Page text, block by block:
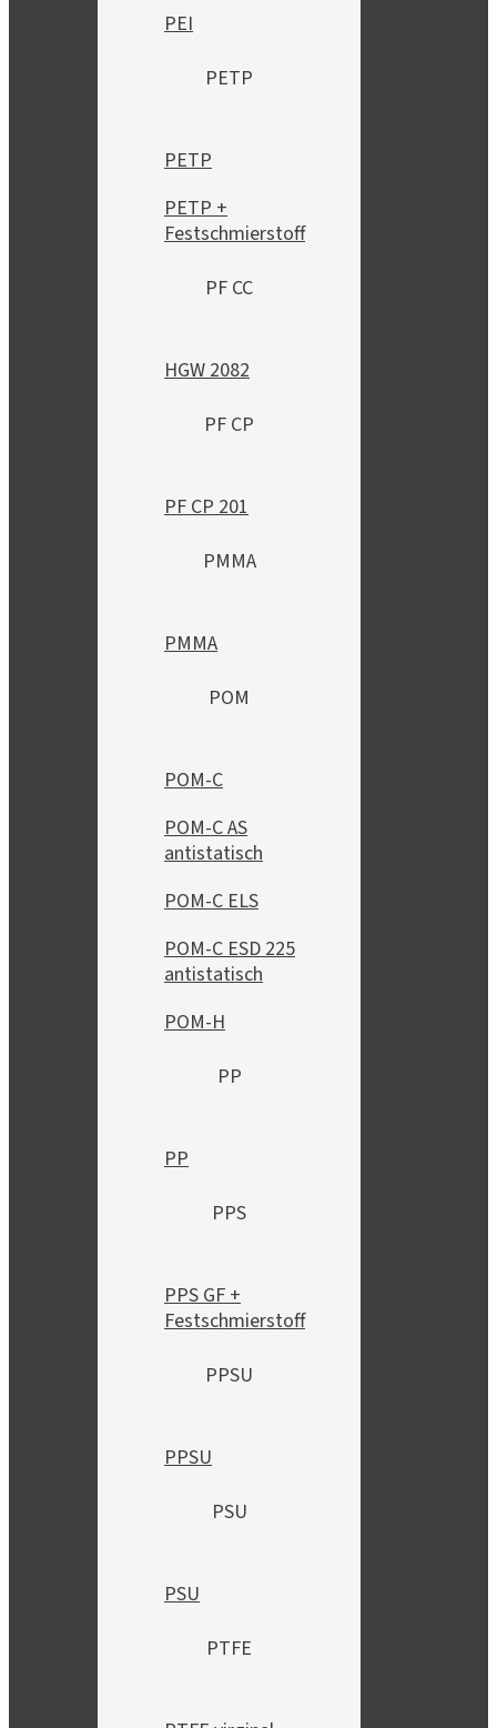
PEI
PETP
PETP
PETP +
Festschmierstoff
PF CC
HGW 2082
PF CP
PF CP 201
PMMA
PMMA
POM
POM-C
POM-C AS
antistatisch
POM-C ELS
POM-C ESD 225
antistatisch
POM-H
PP
PP
PPS
PPS GF +
Festschmierstoff
PPSU
PPSU
PSU
PSU
PTFE